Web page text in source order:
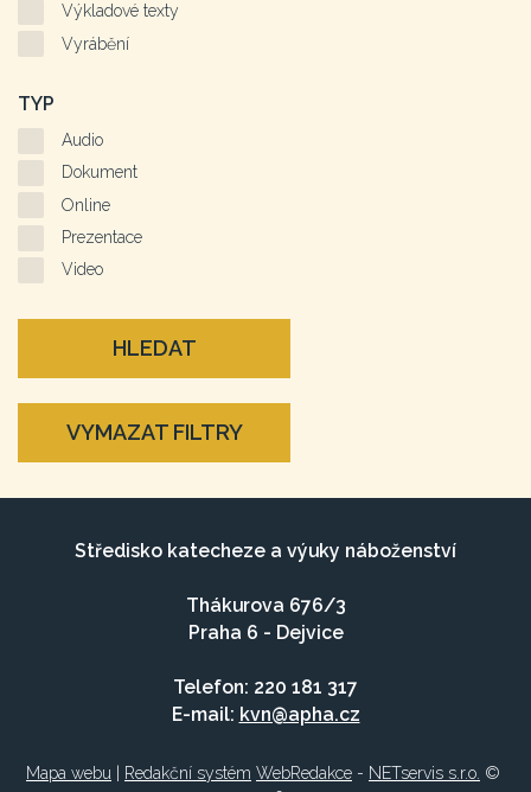
Výkladové texty
Vyrábění
TYP
Audio
Dokument
Online
Prezentace
Video
HLEDAT
VYMAZAT FILTRY
Středisko katecheze a výuky náboženství
Thákurova 676/3
Praha 6 - Dejvice
Telefon: 220 181 317
E-mail: kvn@apha.cz
Mapa webu Redakční systém WebRedakce - NETservis s.r.o. ©